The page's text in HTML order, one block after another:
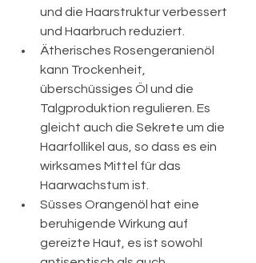
und die Haarstruktur verbessert
und Haarbruch reduziert.
Ätherisches Rosengeranienöl
kann Trockenheit,
überschüssiges Öl und die
Talgproduktion regulieren. Es
gleicht auch die Sekrete um die
Haarfollikel aus, so dass es ein
wirksames Mittel für das
Haarwachstum ist.
Süsses Orangenöl hat eine
beruhigende Wirkung auf
gereizte Haut, es ist sowohl